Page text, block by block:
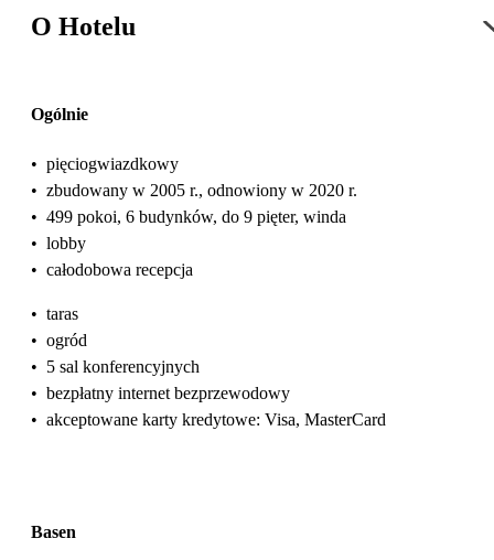
O Hotelu
Ogólnie
• pięciogwiazdkowy
• zbudowany w 2005 r., odnowiony w 2020 r.
• 499 pokoi, 6 budynków, do 9 pięter, winda
• lobby
• całodobowa recepcja
• taras
• ogród
• 5 sal konferencyjnych
• bezpłatny internet bezprzewodowy
• akceptowane karty kredytowe: Visa, MasterCard
Basen